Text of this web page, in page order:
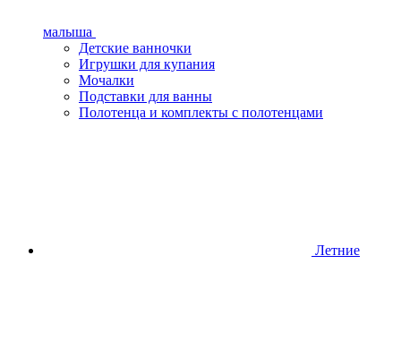
малыша
Детские ванночки
Игрушки для купания
Мочалки
Подставки для ванны
Полотенца и комплекты с полотенцами
Летние